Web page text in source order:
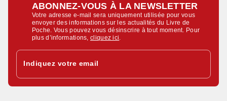
ABONNEZ-VOUS À LA NEWSLETTER
Votre adresse e-mail sera uniquement utilisée pour vous
envoyer des informations sur les actualités du Livre de
Poche. Vous pouvez vous désinscrire à tout moment. Pour
plus d’informations,cliquez ici
Indiquez votre email